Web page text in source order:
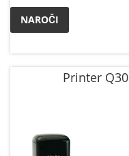
NAROČI
Printer